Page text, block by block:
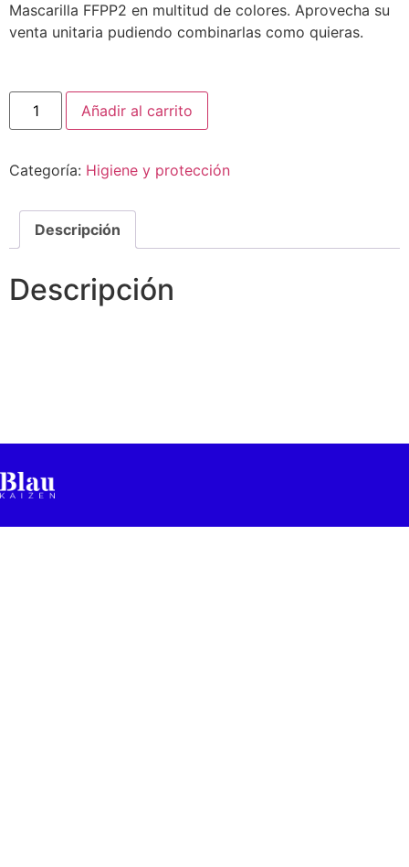
Mascarilla FFPP2 en multitud de colores. Aprovecha su
venta unitaria pudiendo combinarlas como quieras.
Añadir al carrito
Categoría: Higiene y protección
Descripción
Descripción